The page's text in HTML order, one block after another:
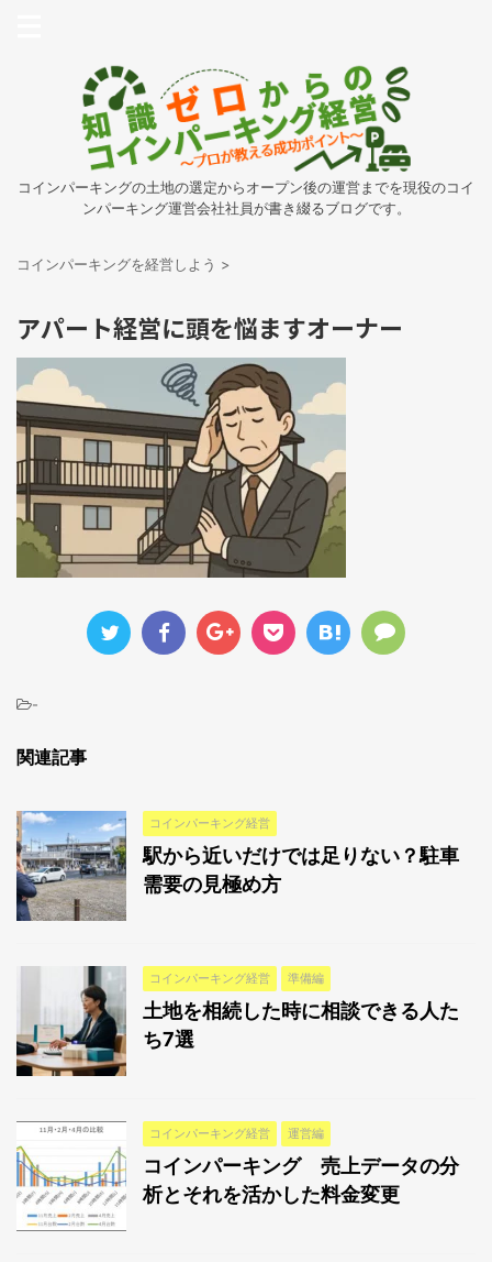
コインパーキングの土地の選定からオープン後の運営までを現役のコイ
ンパーキング運営会社社員が書き綴るブログです。
コインパーキングを経営しよう >
アパート経営に頭を悩ますオーナー
-
関連記事
コインパーキング経営
駅から近いだけでは足りない？駐車
需要の見極め方
コインパーキング経営 準備編
土地を相続した時に相談できる人た
ち7選
コインパーキング経営 運営編
コインパーキング 売上データの分
析とそれを活かした料金変更